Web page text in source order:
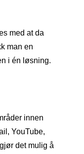
med at da
man en
i én løsning.
innen
YouTube,
det mulig å